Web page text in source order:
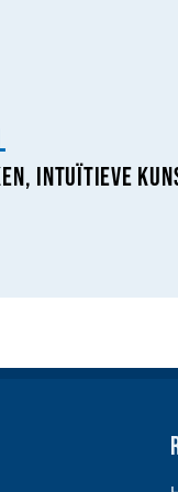
Intuïtieve